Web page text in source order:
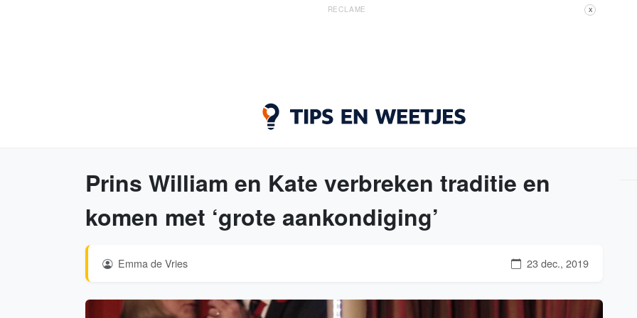
RECLAME X
Prins William en Kate verbreken traditie en
komen met ‘grote aankondiging’
Emma de Vries 23 dec., 2019